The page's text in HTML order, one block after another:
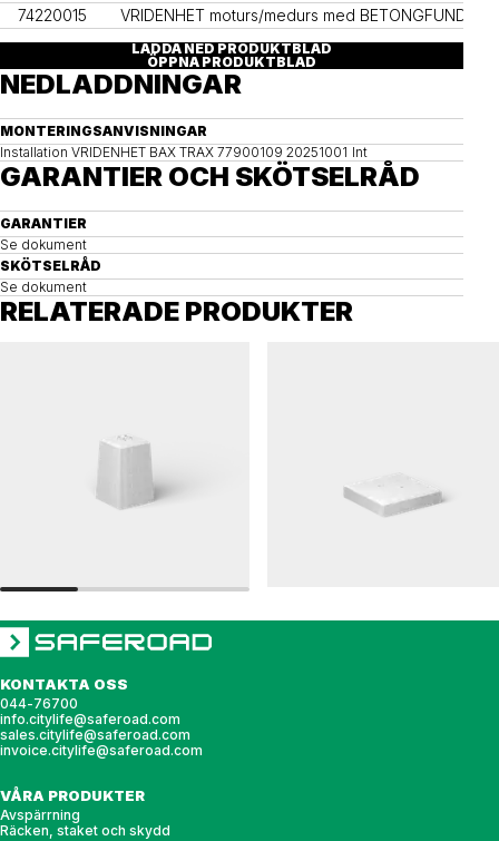
74220015
VRIDENHET moturs/medurs med
LADDA NED PRODUKTBLAD
ÖPPNA PRODUKTBLAD
NEDLADDNINGAR
MONTERINGSANVISNINGAR
Installation VRIDENHET BAX TRAX 77900109 20251001 Int
GARANTIER OCH SKÖTSELRÅD
GARANTIER
Se dokument
SKÖTSELRÅD
Se dokument
RELATERADE PRODUKTER
KONTAKTA OSS
044-76700
info.citylife@saferoad.com
sales.citylife@saferoad.com
invoice.citylife@saferoad.com
VÅRA PRODUKTER
Avspärrning
Räcken, staket och skydd